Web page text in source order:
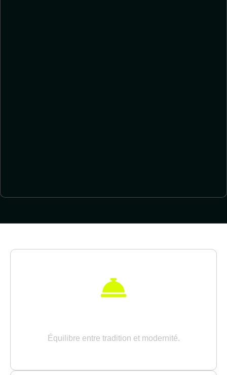
Équilibre entre tradition et modernité.